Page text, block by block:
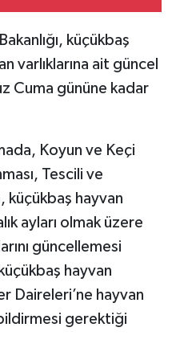
küçükbaş
varlıklarına ait güncel
Cuma gününe kadar
Koyun ve Keçi
Tescili ve
küçükbaş hayvan
ayları olmak üzere
güncellemesi
hayvan
Daireleri’ne hayvan
gerektiği